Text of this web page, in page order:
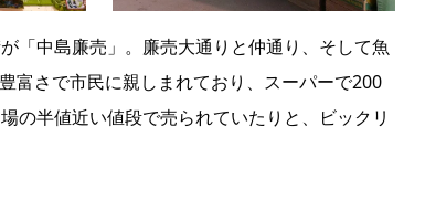
「中島廉売」。廉売大通りと仲通り、そして魚
富さで市民に親しまれており、スーパーで200
の半値近い値段で売られていたりと、ビックリ